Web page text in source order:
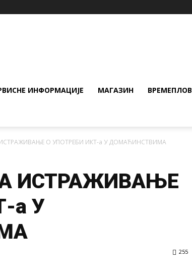
ИНФОРМАЦИЈЕ МАГАЗИН ВРЕМЕПЛОВ
О УПОТРЕБИ ИКТ-а У ДОМАЋИНСТВИМА
ИСТРАЖИВАЊЕ
а У
255